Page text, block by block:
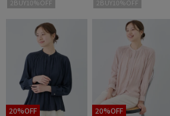
2BUY10%OFF 2BUY10%OFF
20%OFF
20%OFF